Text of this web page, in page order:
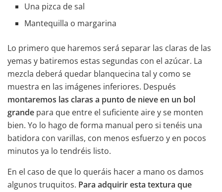
Una pizca de sal
Mantequilla o margarina
Lo primero que haremos será separar las claras de las
yemas y batiremos estas segundas con el azúcar. La
mezcla deberá quedar blanquecina tal y como se
muestra en las imágenes inferiores. Después
montaremos las claras a punto de nieve en un bol
grande para que entre el suficiente aire y se monten
bien. Yo lo hago de forma manual pero si tenéis una
batidora con varillas, con menos esfuerzo y en pocos
minutos ya lo tendréis listo.
En el caso de que lo queráis hacer a mano os damos
algunos truquitos. Para adquirir esta textura que